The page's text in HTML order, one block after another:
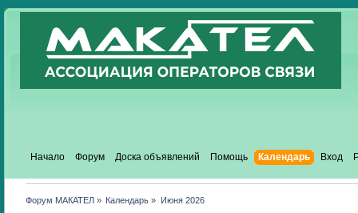
Начало Форум Доска объявлений Помощь Календарь Вход
Форум МАКАТЕЛ » Календарь » Июня 2026